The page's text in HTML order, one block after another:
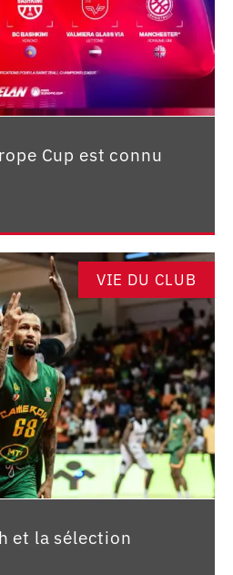
Cup est connu
VIE DU CLUB
et la sélection